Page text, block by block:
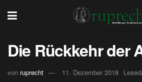
Die Rückkehr der
von ruprecht 11. Dezember 2018